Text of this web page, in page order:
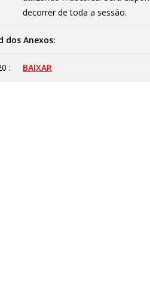
decorrer de toda a sessão.
dos Anexos:
: BAIXAR